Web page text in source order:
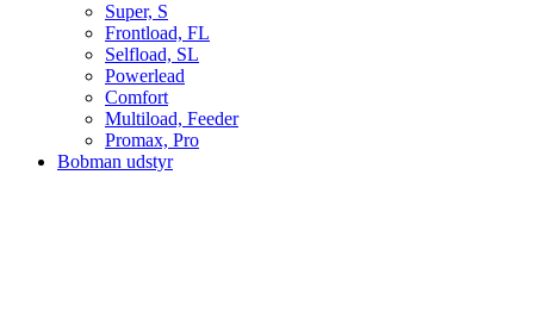
Super, S
Frontload, FL
Selfload, SL
Powerlead
Comfort
Multiload, Feeder
Promax, Pro
Bobman udstyr